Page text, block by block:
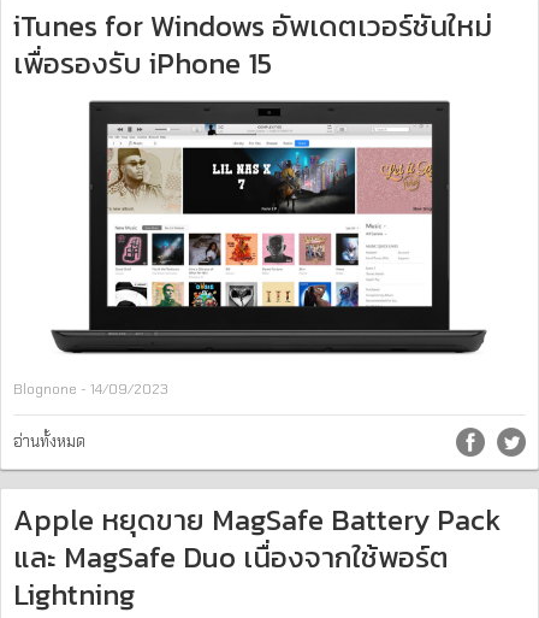
iTunes for Windows อัพเดตเวอร์ชันใหม่
เพื่อรองรับ iPhone 15
Blognone - 14/09/2023
อ่านทั้งหมด
Apple หยุดขาย MagSafe Battery Pack
และ MagSafe Duo เนื่องจากใช้พอร์ต
Lightning